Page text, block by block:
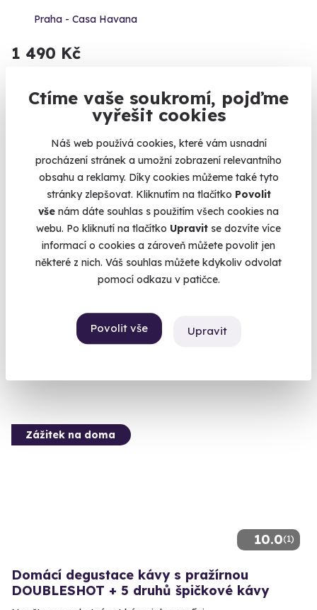
Ctíme vaše soukromí, pojďme
vyřešit cookies
Náš web používá cookies, které vám usnadní
procházení stránek a umožní zobrazení relevantního
obsahu a reklamy. Díky cookies můžeme také tyto
stránky zlepšovat. Kliknutím na tlačítko Povolit
vše nám dáte souhlas s použitím všech cookies na
webu. Po kliknutí na tlačítko Upravit se dozvíte více
informací o cookies a zároveň můžete povolit jen
některé z nich. Váš souhlas můžete kdykoliv odvolat
pomocí odkazu v patičce.
Povolit vše Upravit
Praha - Casa Havana
1 490 Kč
9.3(11)
Zážitek na doma
Hospodský kvíz u vás doma
U vás doma
10.0(1)
Zážitek na doma
Domácí degustace kávy s pražírnou
DOUBLESHOT + 5 druhů špičkové kávy